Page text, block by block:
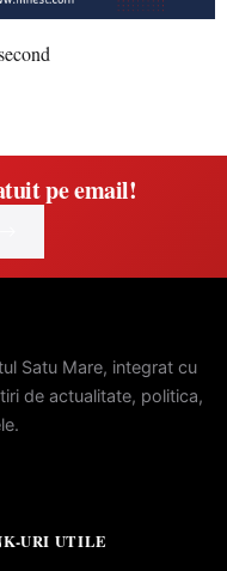
pe email!
Satu Mare, integrat cu
de actualitate, politica,
URI UTILE